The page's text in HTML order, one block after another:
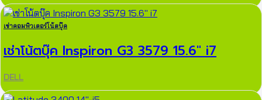
เช่าคอมพิวเตอร์โน้ตบุ๊ค
เช่าโน้ตบุ๊ค Inspiron G3 3579 15.6″ i7
DELL